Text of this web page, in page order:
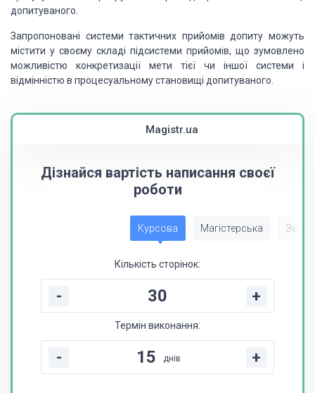
допитуваного.
Запропоновані системи тактичних прийомів допиту можуть
місти­ти у своєму складі підсистеми прийомів, що зумовлено
можливістю конкретизації мети тієї чи іншої системи і
відмінністю в процесуаль­номустановищі допитуваного.
Magistr.ua
Дізнайся вартість написання своєї
роботи
Курсова Магістерська Звіт
Кількість сторінок:
- +
Термін виконання:
- днів +